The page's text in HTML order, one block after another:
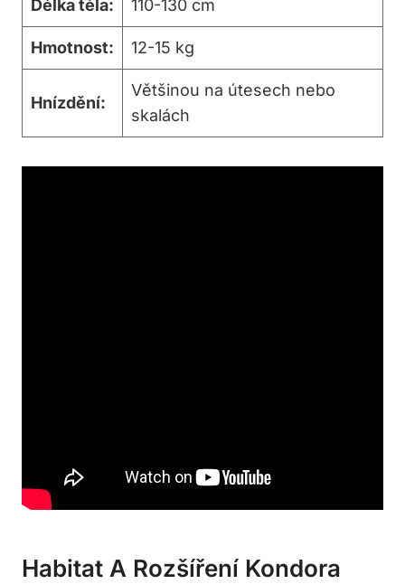
Délka těla: 110-130 cm
Hmotnost: 12-15 kg
Hnízdění:
Většinou na útesech nebo
skalách
Habitat A Rozšíření Kondora